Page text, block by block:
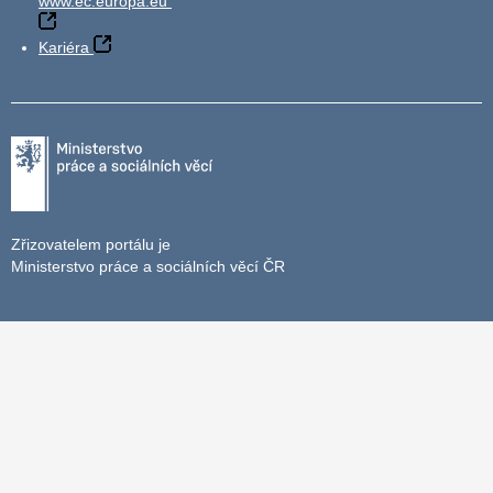
Kariéra
Zřizovatelem portálu je
Ministerstvo práce a sociálních věcí ČR